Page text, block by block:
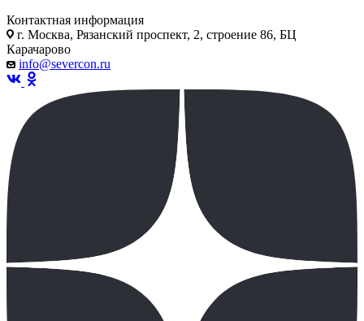
Контактная информация
г. Москва, Рязанский проспект, 2, строение 86, БЦ
Карачарово
info@severcon.ru